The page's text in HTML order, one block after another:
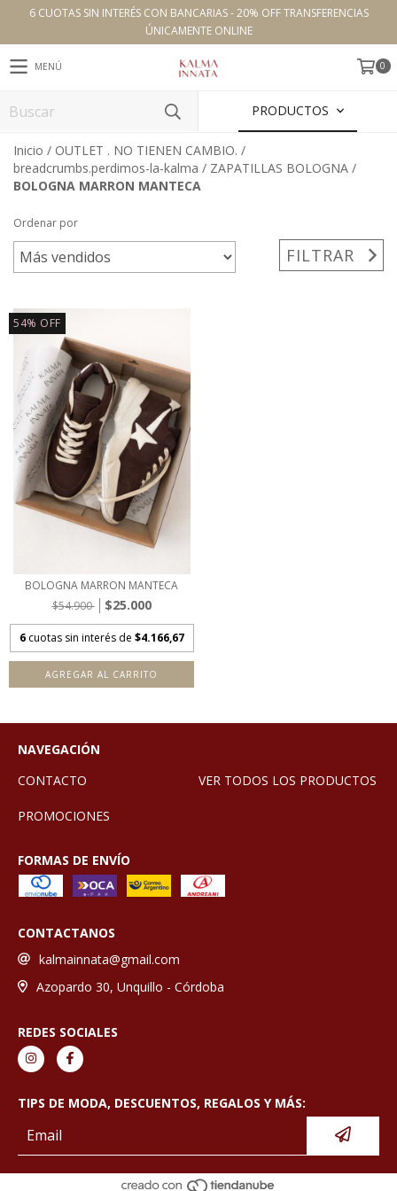
6 CUOTAS SIN INTERÉS CON BANCARIAS - 20% OFF TRANSFERENCIAS
ÚNICAMENTE ONLINE
MENÚ 0
PRODUCTOS
Inicio / OUTLET . NO TIENEN CAMBIO. /
breadcrumbs.perdimos-la-kalma / ZAPATILLAS BOLOGNA /
BOLOGNA MARRON MANTECA
Ordenar por
FILTRAR
54% OFF
BOLOGNA MARRON MANTECA
$54.900
$25.000
6 cuotas sin interés de $4.166,67
AGREGAR AL CARRITO
NAVEGACIÓN
CONTACTO
VER TODOS LOS PRODUCTOS
PROMOCIONES
FORMAS DE ENVÍO
CONTACTANOS
kalmainnata@gmail.com
Azopardo 30, Unquillo - Córdoba
REDES SOCIALES
TIPS DE MODA, DESCUENTOS, REGALOS Y MÁS: